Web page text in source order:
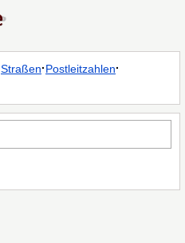
Straßen·Postleitzahlen·